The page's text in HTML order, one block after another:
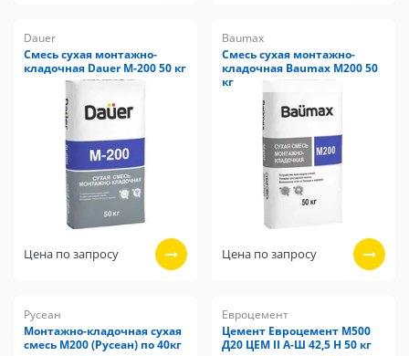
Dauer
Смесь сухая монтажно-
кладочная Dauer М-200 50 кг
Цена по запросу
Baumax
Смесь сухая монтажно-
кладочная Baumax М200 50
кг
Цена по запросу
Русеан
Монтажно-кладочная сухая
смесь М200 (Русеан) по 40кг
Евроцемент
Цемент Евроцемент М500
Д20 ЦЕМ II А-Ш 42,5 Н 50 кг